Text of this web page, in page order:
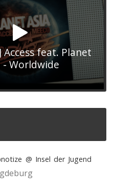
Access feat. Planet
- Worldwide
@ Insel der Jugend